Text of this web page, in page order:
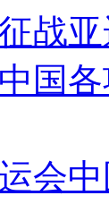
战
国
会